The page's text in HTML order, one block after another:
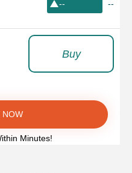
-- --
Buy
NOW
Minutes!